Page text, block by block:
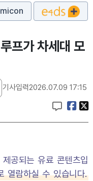
프가 차세대 모
기사입력2026.07.09 17:15
공되는 유료 콘텐츠입
열람하실 수 있습니다.